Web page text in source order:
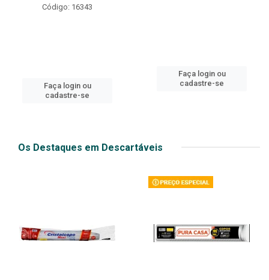
Código: 16343
Faça login ou
cadastre-se
Faça login ou
cadastre-se
Os Destaques em Descartáveis